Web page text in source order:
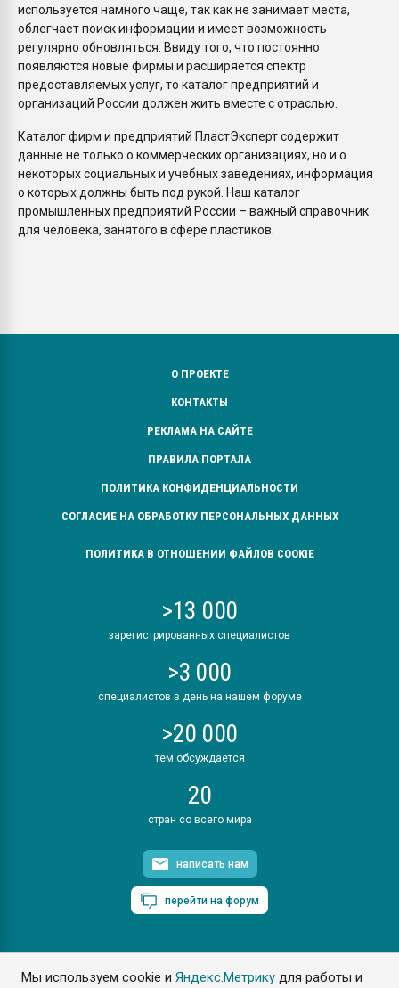
Мы используем cookie иЯндекс.Метрику для работы и
используется намного чаще, так как не занимает места,
облегчает поиск информации и имеет возможность
регулярно обновляться. Ввиду того, что постоянно
появляются новые фирмы и расширяется спектр
предоставляемых услуг, то каталог предприятий и
организаций России должен жить вместе с отраслью.
Каталог фирм и предприятий ПластЭксперт содержит
данные не только о коммерческих организациях, но и о
некоторых социальных и учебных заведениях, информация
о которых должны быть под рукой. Наш каталог
промышленных предприятий России – важный справочник
для человека, занятого в сфере пластиков.
О ПРОЕКТЕ
КОНТАКТЫ
РЕКЛАМА НА САЙТЕ
ПРАВИЛА ПОРТАЛА
ПОЛИТИКА КОНФИДЕНЦИАЛЬНОСТИ
СОГЛАСИЕ НА ОБРАБОТКУ ПЕРСОНАЛЬНЫХ ДАННЫХ
ПОЛИТИКА В ОТНОШЕНИИ ФАЙЛОВ COOKIE
>13 000
зарегистрированных специалистов
>3 000
специалистов в день на нашем форуме
>20 000
тем обсуждается
20
стран со всего мира
написать нам
перейти на форум
ПластЭксперт © 2006. Все права защищены